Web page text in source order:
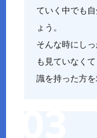
ていく中でも
ょう。
そんな時にし
も見ていなく
識を持った方を